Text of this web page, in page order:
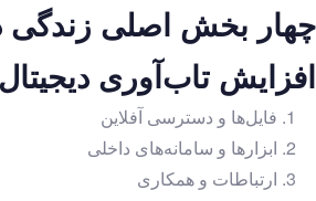
مدخل
حکمرانی
حقوق و تنظیم‌گری
راهکارهای دیجیتال
پرونده‌ها
پرونده جنگ
چهار بخش اصلی زندگی
افزایش تاب‌آوری دیجیتال
فایل‌ها و دسترسی آفلاین
ابزارها و سامانه‌های داخلی
ارتباطات و همکاری